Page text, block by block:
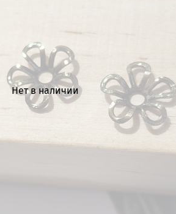
Нет в наличии